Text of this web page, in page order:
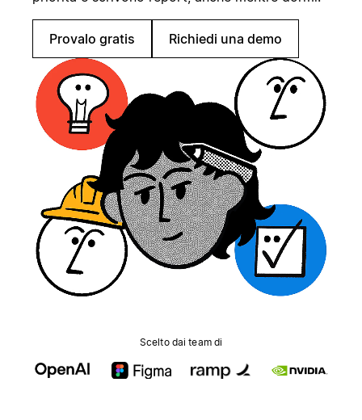
Provalo gratis Richiedi una demo
Scelto dai team di